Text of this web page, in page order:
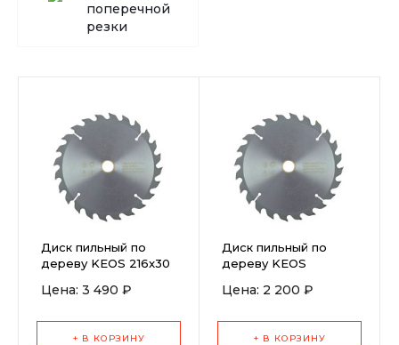
поперечной
резки
Диск пильный по
дереву KEOS 216x30
Цена: 3 490 ₽
+ В КОРЗИНУ
Диск пильный по
дереву KEOS
Цена: 2 200 ₽
+ В КОРЗИНУ